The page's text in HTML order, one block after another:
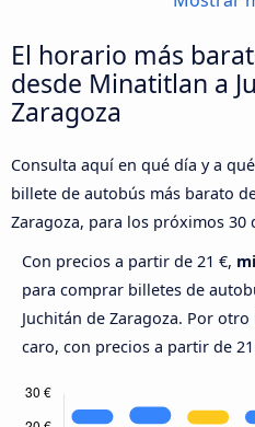
El horario más
desde Minatitlan a
Zaragoza
Consulta aquí en qué día y a
billete de autobús más barato
Zaragoza, para los próximos 30
Con precios a partir de 21 €,
para comprar billetes de
Juchitán de Zaragoza. Por otro
caro, con precios a partir de